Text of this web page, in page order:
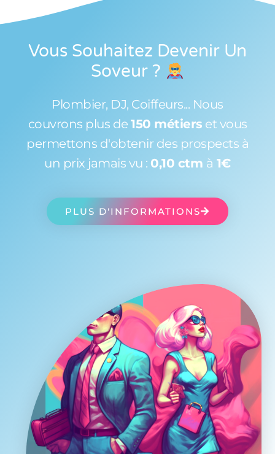
Vous Souhaitez Devenir Un
Soveur ?
Plombier, DJ, Coiffeurs... Nous
couvrons plus de 150 métiers et vous
permettons d'obtenir des prospects à
un prix jamais vu : 0,10 ctm à 1€
PLUS D'INFORMATIONS